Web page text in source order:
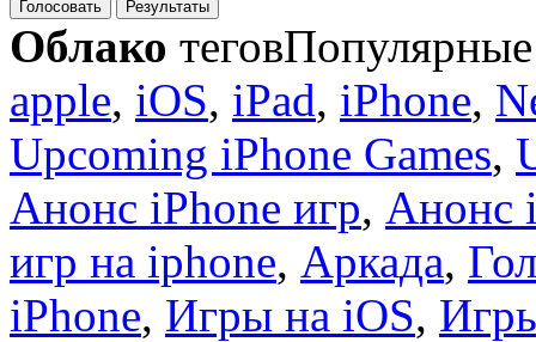
Голосовать Результаты
Облако теговПопулярные
apple, iOS, iPad, iPhone,
Upcoming iPhone Games,
Анонс iPhone игр, Анонс
игр на iphone, Аркада,
iPhone, Игры на iOS,